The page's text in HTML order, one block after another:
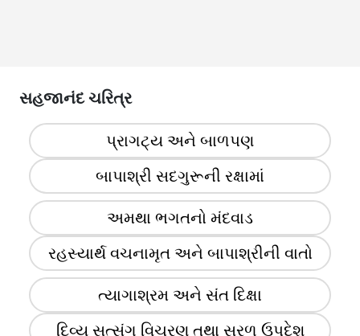
સહજાનંદ ચરિત્ર
પ્રાગટ્ય અને બાળપણ
બાપાશ્રી સદગુરૂની રક્ષામાં
અમથા ભગતનો મંદવાડ
રહસ્યાર્થ વચનામૃત અને બાપાશ્રીની વાતો
ત્યાગાશ્રમ અને સંત દિક્ષા
દિવ્ય સત્સંગ વિચરણ તથા સરળ ઉપદેશ